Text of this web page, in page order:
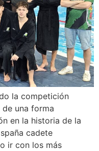
la competición
una forma
en la historia de la
cadete
ir con los más